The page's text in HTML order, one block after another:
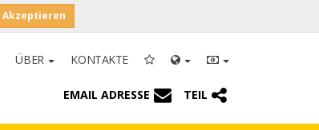
Akzeptieren
ÜBER KONTAKTE
EMAIL ADRESSE TEIL